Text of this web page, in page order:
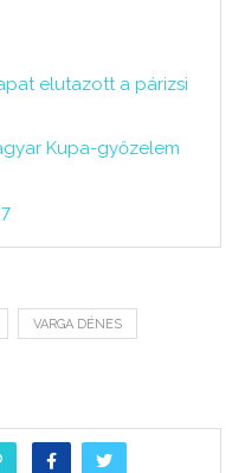
elutazott a párizsi
Kupa-győzelem
VARGA DÉNES